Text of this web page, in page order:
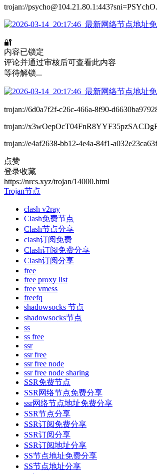
trojan://
🔐
内容已锁定
评论并通过审核后可查看此内容
等待解锁...
trojan://6d0a7f2f-c26c-466a-8f90-
trojan://
trojan://e4af2638-bb12-4e4a-84f1-
点赞
登录收藏
https://nrcs.xyz/trojan/14000.html
Trojan节点
clash v2ray
Clash免费节点
Clash节点分享
clash订阅免费
Clash订阅免费分享
Clash订阅分享
free
free proxy list
free vmess
freefq
shadowsocks 节点
shadowsocks节点
ss
ss free
ssr
ssr free
ssr free node
ssr free node sharing
SSR免费节点
SSR网络节点免费分享
ssr网络节点地址免费分享
SSR节点分享
SSR订阅免费分享
SSR订阅分享
SSR订阅地址分享
SS节点地址免费分享
SS节点地址分享